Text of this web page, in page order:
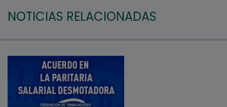
NOTICIAS RELACIONADAS